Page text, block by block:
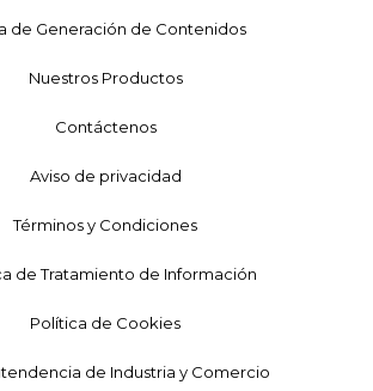
de Generación de Contenidos
Nuestros Productos
Contáctenos
Aviso de privacidad
Términos y Condiciones
de Tratamiento de Información
Política de Cookies
de Industria y Comercio